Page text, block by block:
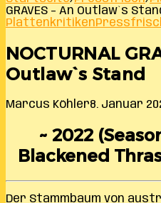
GRAVES – An Outlaw`s
Plattenkritiken
NOCTURNAL
Outlaw`s Stand
Marcus Köhler8. Januar
~ 2022
Blackened
Der Stammbaum von